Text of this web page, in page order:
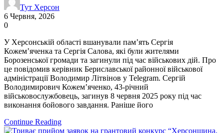
Тут Херсон
6 Червня, 2026
0
У Херсонській області вшанували пам’ять Сергія
Кожем’яченка та Сергія Салова, які були жителями
Борозенської громади та загинули під час військових дій. Про
це повідомив керівник Бериславської районної військової
адміністрації Володимир Літвінов у Telegram. Сергій
Володимирович Кожем’яченко, 43-річний
військовослужбовець, загинув 8 червня 2025 року під час
виконання бойового завдання. Раніше його
Continue Reading